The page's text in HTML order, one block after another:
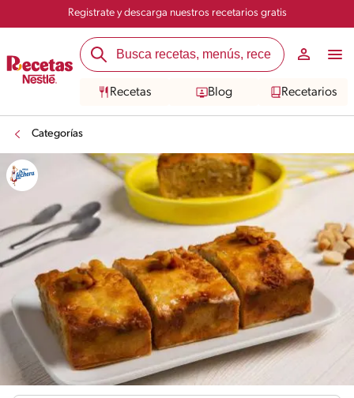
Registrate y descarga nuestros recetarios gratis
Recetas Blog Recetarios
Categorías